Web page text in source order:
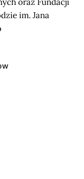
im. Jana